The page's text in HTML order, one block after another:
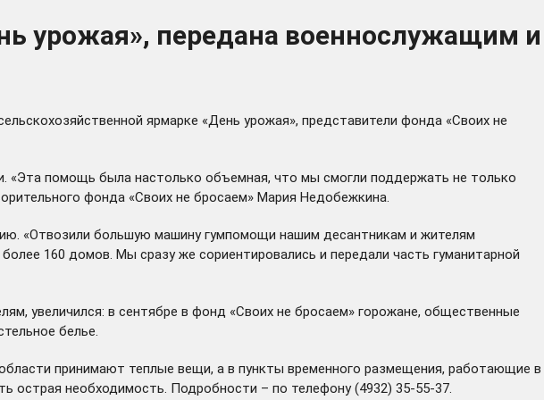
урожая», передана военнослужащим и
ярмарке «День урожая», представители фонда «Своих не
«Эта помощь была настолько объемная, что мы смогли поддержать не только
фонда «Своих не бросаем» Мария Недобежкина.
«Отвозили большую машину гумпомощи нашим десантникам и жителям
160 домов. Мы сразу же сориентировались и передали часть гуманитарной
увеличился: в сентябре в фонд «Своих не бросаем» горожане, общественные
белье.
принимают теплые вещи, а в пункты временного размещения, работающие в
острая необходимость. Подробности – по телефону (4932) 35-55-37.